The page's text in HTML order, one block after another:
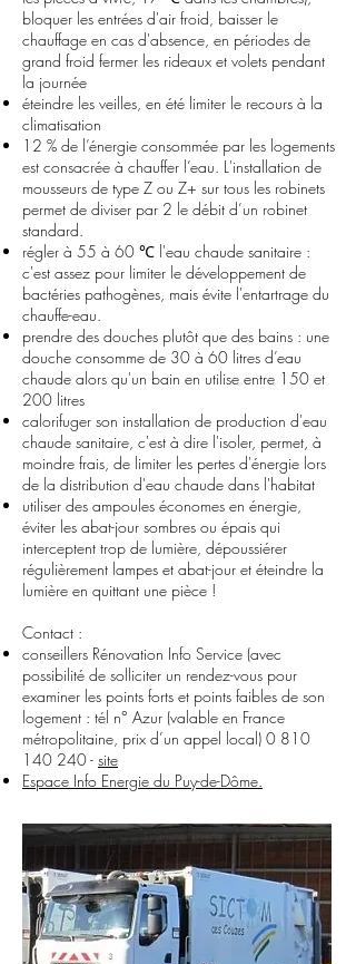
bloquer les entrées d'air froid, baisser le
chauffage en cas d'absence, en périodes de
grand froid fermer les rideaux et volets pendant
la journée
éteindre les veilles, en été limiter le recours à la
climatisation
12 % de l’énergie consommée par les logements
est consacrée à chauffer l’eau. L'installation de
mousseurs de type Z ou Z+ sur tous les robinets
permet de diviser par 2 le débit d’un robinet
standard.
régler à 55 à 60 ℃ l'eau chaude sanitaire :
c'est assez pour limiter le développement de
bactéries pathogènes, mais évite l'entartrage du
chauffe-eau.
prendre des douches plutôt que des bains : une
douche consomme de 30 à 60 litres d’eau
chaude alors qu'un bain en utilise entre 150 et
200 litres
calorifuger son installation de production d'eau
chaude sanitaire, c'est à dire l'isoler, permet, à
moindre frais, de limiter les pertes d'énergie lors
de la distribution d'eau chaude dans l'habitat
utiliser des ampoules économes en énergie,
éviter les abat-jour sombres ou épais qui
interceptent trop de lumière, dépoussiérer
régulièrement lampes et abat-jour et éteindre la
lumière en quittant une pièce !
Contact :
conseillers Rénovation Info Service (avec
possibilité de solliciter un rendez-vous pour
examiner les points forts et points faibles de son
logement : tél n° Azur (valable en France
métropolitaine, prix d’un appel local) 0 810
140 240- site
Espace Info Energie du Puy-de-Dôme.